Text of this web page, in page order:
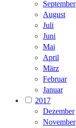
September
August
Juli
Juni
Mai
April
März
Februar
Januar
2017
Dezember
November